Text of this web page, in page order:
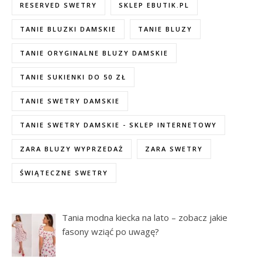
RESERVED SWETRY SKLEP EBUTIK.PL
TANIE BLUZKI DAMSKIE TANIE BLUZY
TANIE ORYGINALNE BLUZY DAMSKIE
TANIE SUKIENKI DO 50 ZŁ
TANIE SWETRY DAMSKIE
TANIE SWETRY DAMSKIE - SKLEP INTERNETOWY
ZARA BLUZY WYPRZEDAŻ ZARA SWETRY
ŚWIĄTECZNE SWETRY
Tania modna kiecka na lato – zobacz jakie
fasony wziąć po uwagę?